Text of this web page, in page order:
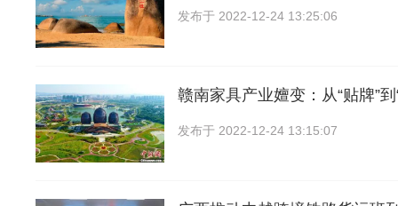
发布于 2022-12-24 13:25:06
赣南家具产业嬗变：从“贴牌”到
发布于 2022-12-24 13:15:07